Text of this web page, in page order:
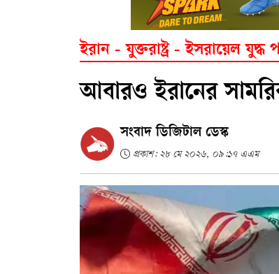
ইরান - যুক্তরাষ্ট্র - ইসরায়েল যুদ্ধ
আবারও ইরানের সামরিক
সংবাদ ডিজিটাল ডেস্ক
প্রকাশ: ২৮ মে ২০২৬, ০৯:১৭ এএম